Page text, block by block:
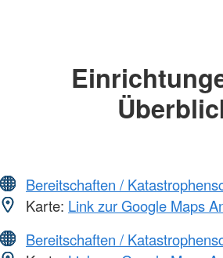
Bereitschaften /
Karte: Link zur Google Maps
Bereitschaften /